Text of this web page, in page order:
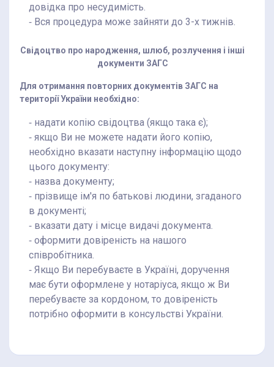
довідка про несудимість.
⁃ Вся процедура може зайняти до 3-х тижнів.
Свідоцтво про народження, шлюб, розлучення і інші
документи ЗАГС
Для отримання повторних документів ЗАГС на
території України необхідно:
⁃ надати копію свідоцтва (якщо така є);
⁃ якщо Ви не можете надати його копію,
необхідно вказати наступну інформацію щодо
цього документу:
⁃ назва документу;
⁃ прізвище ім'я по батькові людини, згаданого
в документі;
⁃ вказати дату і місце видачі документа.
⁃ оформити довіреність на нашого
співробітника.
⁃ Якщо Ви перебуваєте в Україні, доручення
має бути оформлене у нотаріуса, якщо ж Ви
перебуваєте за кордоном, то довіреність
потрібно оформити в консульстві України.